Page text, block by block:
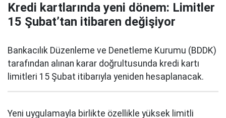
Kredi kartlarında yeni dönem: Limitler
15 Şubat’tan itibaren değişiyor
Bankacılık Düzenleme ve Denetleme Kurumu (BDDK)
tarafından alınan karar doğrultusunda kredi kartı
limitleri 15 Şubat itibarıyla yeniden hesaplanacak.
Yeni uygulamayla birlikte özellikle yüksek limitli